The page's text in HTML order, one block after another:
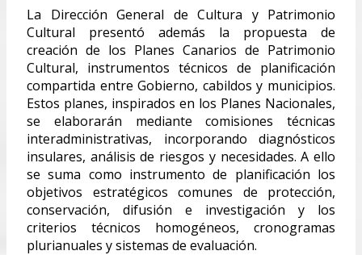
La Dirección General de Cultura y Patrimonio
Cultural presentó además la propuesta de
creación de los Planes Canarios de Patrimonio
Cultural, instrumentos técnicos de planificación
compartida entre Gobierno, cabildos y municipios.
Estos planes, inspirados en los Planes Nacionales,
se elaborarán mediante comisiones técnicas
interadministrativas, incorporando diagnósticos
insulares, análisis de riesgos y necesidades. A ello
se suma como instrumento de planificación los
objetivos estratégicos comunes de protección,
conservación, difusión e investigación y los
criterios técnicos homogéneos, cronogramas
plurianuales y sistemas de evaluación.